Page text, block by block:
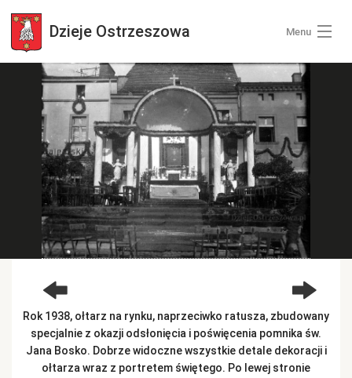
Dzieje Ostrzeszowa Menu
Wszystkie zdjęcia
Kategorie zdjęć
Zaloguj się
+ Dodaj zdjęcia
Rok 1938, ołtarz na rynku, naprzeciwko ratusza, zbudowany
specjalnie z okazji odsłonięcia i poświęcenia pomnika św.
Jana Bosko. Dobrze widoczne wszystkie detale dekoracji i
ołtarza wraz z portretem świętego. Po lewej stronie